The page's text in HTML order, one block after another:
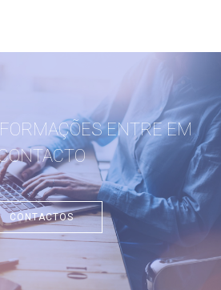
ENTRE EM
CONTACTOS